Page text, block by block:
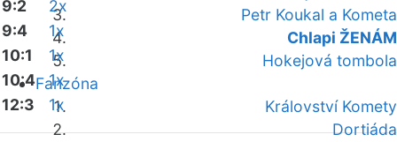
Petr Koukal a Kometa
Chlapi ŽENÁM
Hokejová tombola
Fanzóna
Království Komety
Dortiáda
9:2
2x
9:4
1x
10:1
1x
10:4
1x
12:3
1x